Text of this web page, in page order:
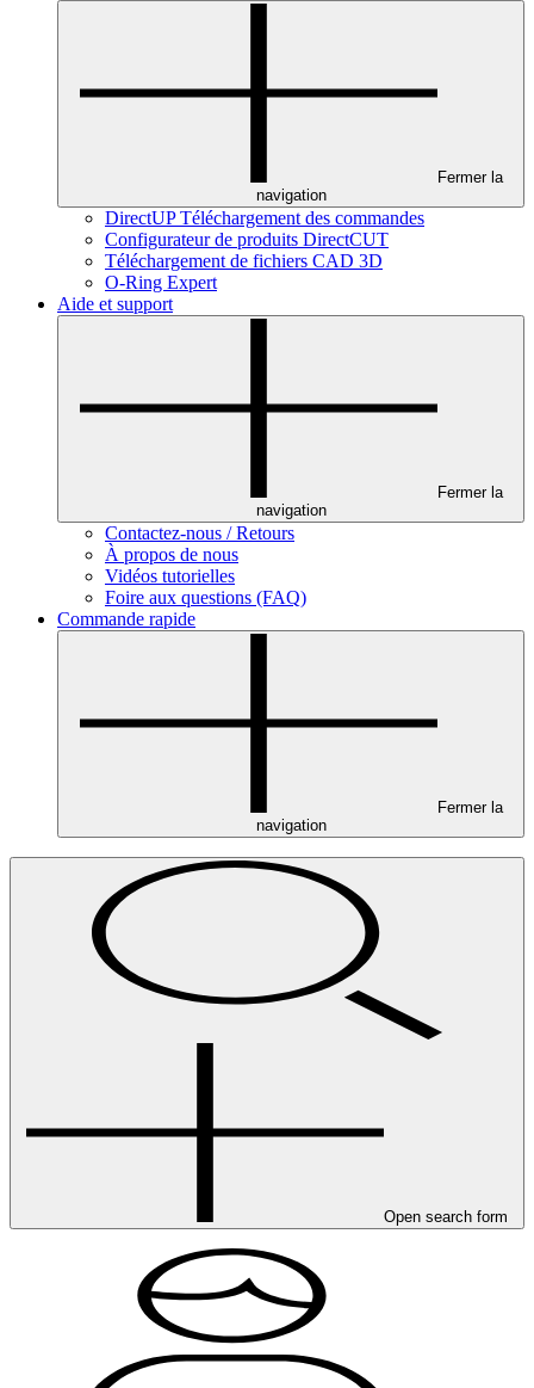
Fermer la
navigation
DirectUP Téléchargement des commandes
Configurateur de produits DirectCUT
Téléchargement de fichiers CAD 3D
O-Ring Expert
Aide et support
Fermer la
navigation
Contactez-nous / Retours
À propos de nous
Vidéos tutorielles
Foire aux questions (FAQ)
Commande rapide
Fermer la
navigation
Se connecter
Mon Compte
Se connecter